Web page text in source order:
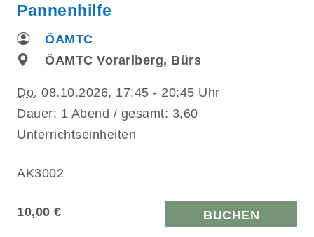
Pannenhilfe
ÖAMTC
ÖAMTC Vorarlberg, Bürs
Do. 08.10.2026, 17:45 - 20:45 Uhr
Dauer: 1 Abend / gesamt: 3,60
Unterrichtseinheiten
AK3002
10,00 € BUCHEN